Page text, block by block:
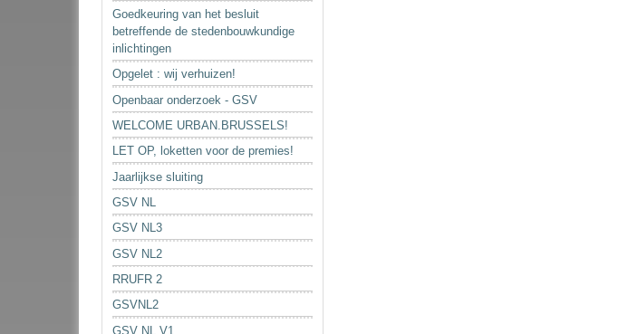
Goedkeuring van het besluit
betreffende de stedenbouwkundige
inlichtingen
Opgelet : wij verhuizen!
Openbaar onderzoek - GSV
WELCOME URBAN.BRUSSELS!
LET OP, loketten voor de premies!
Jaarlijkse sluiting
GSV NL
GSV NL3
GSV NL2
RRUFR 2
GSVNL2
GSV NL V1